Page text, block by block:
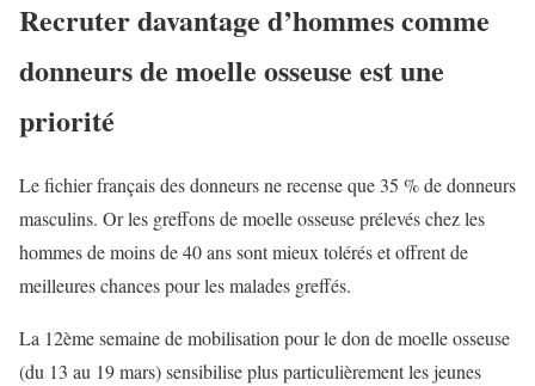
Recruter davantage d’hommes comme
donneurs de moelle osseuse est une
priorité
Le fichier français des donneurs ne recense que 35 % de donneurs
masculins. Or les greffons de moelle osseuse prélevés chez les
hommes de moins de 40 ans sont mieux tolérés et offrent de
meilleures chances pour les malades greffés.
La 12ème semaine de mobilisation pour le don de moelle osseuse
(du 13 au 19 mars) sensibilise plus particulièrement les jeunes